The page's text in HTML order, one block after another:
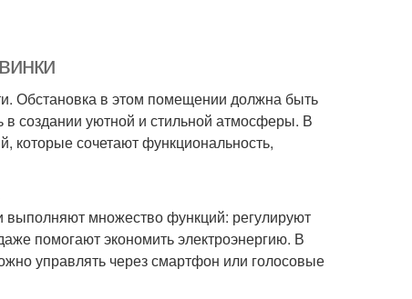
Обстановка в этом помещении должна быть
в создании уютной и стильной атмосферы. В
которые сочетают функциональность,
множество функций: регулируют
помогают экономить электроэнергию. В
управлять через смартфон или голосовые